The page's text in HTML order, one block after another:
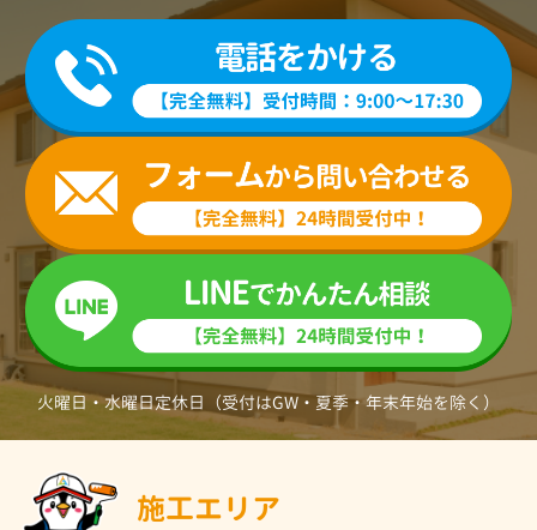
火曜日・水曜日定休日（受付はGW・夏季・年末年始を除く）
施工エリア